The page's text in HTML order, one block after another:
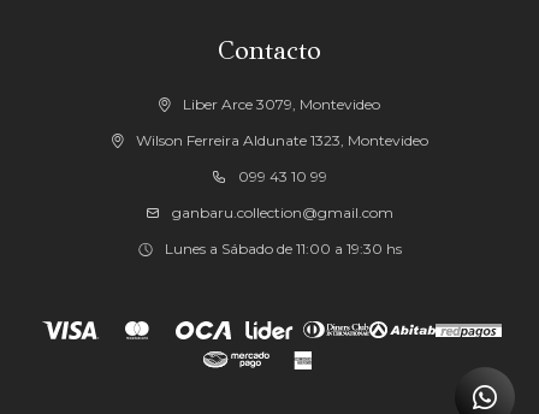
Contacto
Liber Arce 3079, Montevideo
Wilson Ferreira Aldunate 1323, Montevideo
099 43 10 99
ganbaru.collection@gmail.com
Lunes a Sábado de 11:00 a 19:30 hs